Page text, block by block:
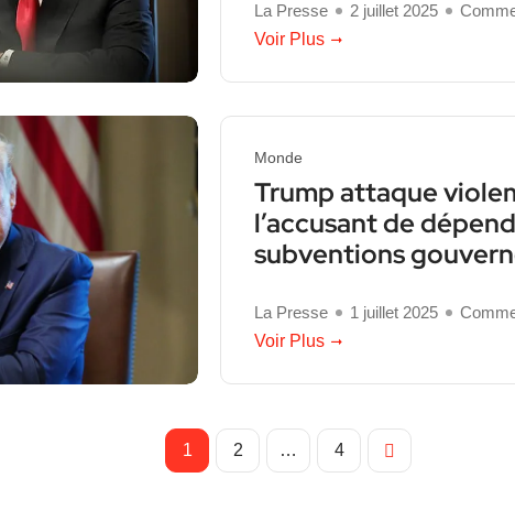
La Presse 2 juillet 2025
Voir Plus
Monde
Trump attaque
l’accusant de
subventions
La Presse 1 juillet 2025
Voir Plus
1 2 … 4